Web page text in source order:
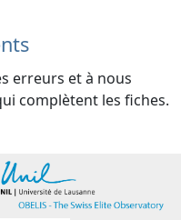
erreurs et à nous
complètent les fiches.